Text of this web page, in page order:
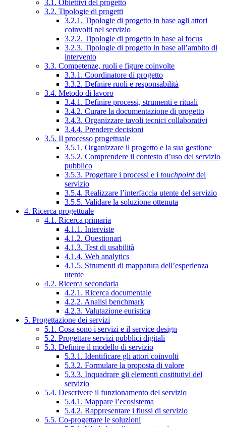
3.1. Obiettivi del progetto
3.2. Tipologie di progetti
3.2.1. Tipologie di progetto in base agli attori
coinvolti nel servizio
3.2.2. Tipologie di progetto in base al focus
3.2.3. Tipologie di progetto in base all’ambito di
intervento
3.3. Competenze, ruoli e figure coinvolte
3.3.1. Coordinatore di progetto
3.3.2. Definire ruoli e responsabilità
3.4. Metodo di lavoro
3.4.1. Definire processi, strumenti e rituali
3.4.2. Curare la documentazione di progetto
3.4.3. Organizzare tavoli tecnici collaborativi
3.4.4. Prendere decisioni
3.5. Il processo progettuale
3.5.1. Organizzare il progetto e la sua gestione
3.5.2. Comprendere il contesto d’uso del servizio
pubblico
3.5.3. Progettare i processi e i touchpointdel
servizio
3.5.4. Realizzare l’interfaccia utente del servizio
3.5.5. Validare la soluzione ottenuta
4. Ricerca progettuale
4.1. Ricerca primaria
4.1.1. Interviste
4.1.2. Questionari
4.1.3. Test di usabilità
4.1.4. Web analytics
4.1.5. Strumenti di mappatura dell’esperienza
utente
4.2. Ricerca secondaria
4.2.1. Ricerca documentale
4.2.2. Analisi benchmark
4.2.3. Valutazione euristica
5. Progettazione dei servizi
5.1. Cosa sono i servizi e il service design
5.2. Progettare servizi pubblici digitali
5.3. Definire il modello di servizio
5.3.1. Identificare gli attori coinvolti
5.3.2. Formulare la proposta di valore
5.3.3. Inquadrare gli elementi costitutivi del
servizio
5.4. Descrivere il funzionamento del servizio
5.4.1. Mappare l’ecosistema
5.4.2. Rappresentare i flussi di servizio
5.5. Co-progettare le soluzioni